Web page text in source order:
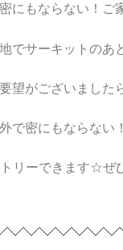
にもならない！
でサーキットのあ
望がございまし
で密にもならな
リーできます☆ぜ